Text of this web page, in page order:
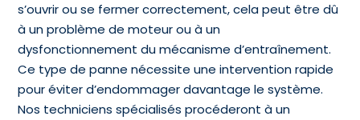
s’ouvrir ou se fermer correctement, cela peut être dû
à un problème de moteur ou à un
dysfonctionnement du mécanisme d’entraînement.
Ce type de panne nécessite une intervention rapide
pour éviter d’endommager davantage le système.
Nos techniciens spécialisés procéderont à un